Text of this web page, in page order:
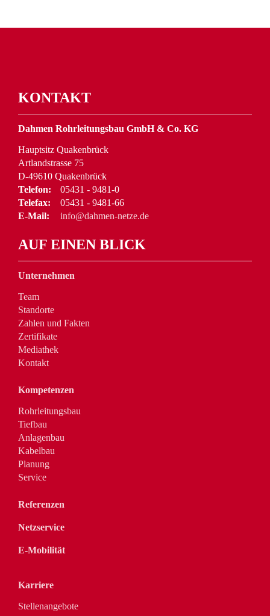
KONTAKT
Dahmen Rohrleitungsbau GmbH & Co. KG
Hauptsitz Quakenbrück
Artlandstrasse 75
D-49610 Quakenbrück
Telefon:
05431 - 9481-0
Telefax:
05431 - 9481-66
E-Mail:
info@dahmen-netze.de
AUF EINEN BLICK
Unternehmen
Team
Standorte
Zahlen und Fakten
Zertifikate
Mediathek
Kontakt
Kompetenzen
Rohrleitungsbau
Tiefbau
Anlagenbau
Kabelbau
Planung
Service
Referenzen
Netzservice
E-Mobilität
Karriere
Stellenangebote